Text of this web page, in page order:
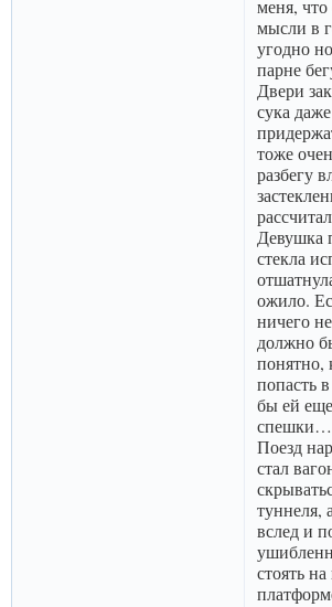
меня, что
мысли в
угодно
парне
Двери
сука
тоже
разбегу
Девушка
стекла
ожило.
ничего
должно
понятно,
попасть
бы ей
спешки…
Поезд
стал
туннеля,
вслед и
стоять